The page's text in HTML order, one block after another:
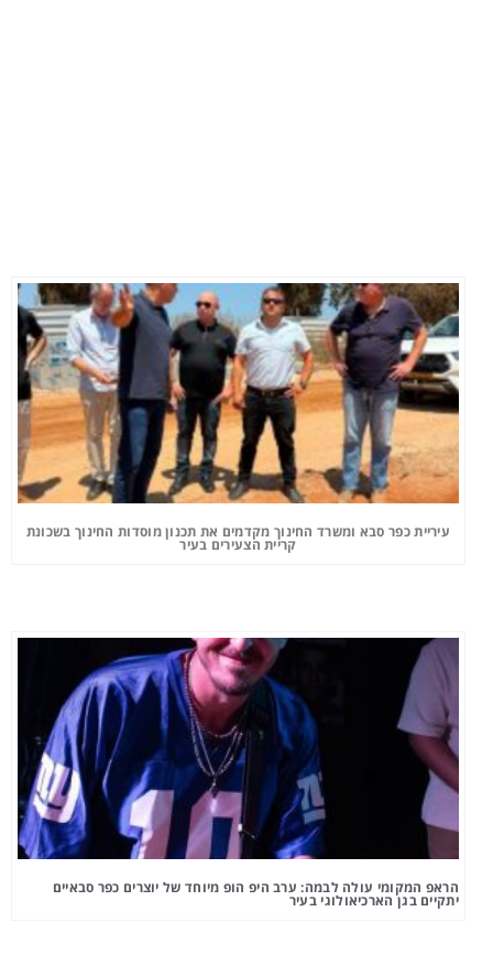
עיריית כפר סבא ומשרד החינוך מקדמים את תכנון מוסדות החינוך בשכונת
קריית הצעירים בעיר
הראפ המקומי עולה לבמה: ערב היפ הופ מיוחד של יוצרים כפר סבאיים
יתקיים בגן הארכיאולוגי בעיר